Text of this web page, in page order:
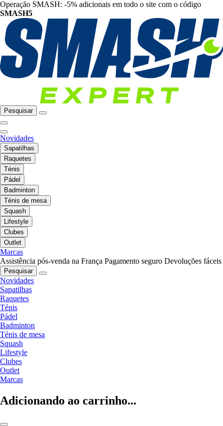
Operação SMASH: -5% adicionais em todo o site com o código
SMASH5
Pesquisar
Novidades
Sapatilhas
Raquetes
Ténis
Pádel
Badminton
Ténis de mesa
Squash
Lifestyle
Clubes
Outlet
Marcas
Assistência pós-venda na França Pagamento seguro Devoluções fáceis
Pesquisar
Novidades
Sapatilhas
Raquetes
Ténis
Pádel
Badminton
Ténis de mesa
Squash
Lifestyle
Clubes
Outlet
Marcas
Adicionando ao carrinho...